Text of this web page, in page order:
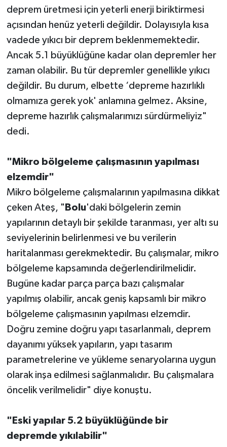
deprem üretmesi için yeterli enerji biriktirmesi
açısından henüz yeterli değildir. Dolayısıyla kısa
vadede yıkıcı bir deprem beklenmemektedir.
Ancak 5.1 büyüklüğüne kadar olan depremler her
zaman olabilir. Bu tür depremler genellikle yıkıcı
değildir. Bu durum, elbette ‘depreme hazırlıklı
olmamıza gerek yok' anlamına gelmez. Aksine,
depreme hazırlık çalışmalarımızı sürdürmeliyiz"
dedi.
"Mikro bölgeleme çalışmasının yapılması
elzemdir"
Mikro bölgeleme çalışmalarının yapılmasına dikkat
çeken Ateş, " Bolu'daki bölgelerin zemin
yapılarının detaylı bir şekilde taranması, yer altı su
seviyelerinin belirlenmesi ve bu verilerin
haritalanması gerekmektedir. Bu çalışmalar, mikro
bölgeleme kapsamında değerlendirilmelidir.
Bugüne kadar parça parça bazı çalışmalar
yapılmış olabilir, ancak geniş kapsamlı bir mikro
bölgeleme çalışmasının yapılması elzemdir.
Doğru zemine doğru yapı tasarlanmalı, deprem
dayanımı yüksek yapıların, yapı tasarım
parametrelerine ve yükleme senaryolarına uygun
olarak inşa edilmesi sağlanmalıdır. Bu çalışmalara
öncelik verilmelidir" diye konuştu.
"Eski yapılar 5.2 büyüklüğünde bir
depremde yıkılabilir"